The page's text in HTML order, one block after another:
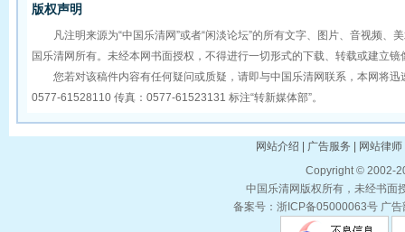
版权声明
凡注明来源为“中国乐清网”或者“闲淡论坛”的所有文字、图片、音视频、
国乐清网所有。未经本网书面授权，不得进行一切形式的下载、转载或建立镜
您若对该稿件内容有任何疑问或质疑，请即与中国乐清网联系，本网将迅
0577-61528110 传真：0577-61523131 标注“转新媒体部”。
网站介绍 | 广告服务 | 网站律
Copyright © 2002-
中国乐清网版权所有，未经书面
备案号：浙ICP备05000063号 广